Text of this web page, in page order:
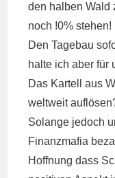
den halben Wald
noch !0% stehen!
Den Tagebau
halte ich aber für
Das Kartell aus
weltweit
Solange jedoch
Finanzmafia
Hoffnung dass